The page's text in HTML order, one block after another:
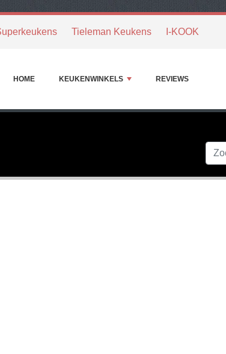
Tieleman Keukens I-KOOK
HOME KEUKENWINKELS REVIEWS